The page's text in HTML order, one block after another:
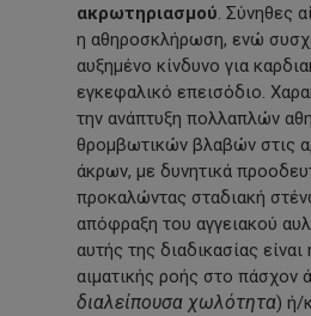
ακρωτηριασμού . Σύνηθες
η αθηροσκλήρωση, ενώ
αυξημένο κίνδυνο για
εγκεφαλικό επεισόδιο.
την ανάπτυξη πολλαπλών
θρομβωτικών βλαβών στις
άκρων, με δυνητικά
προκαλώντας σταδιακή
απόφραξη του αγγειακού
αυτής της διαδικασίας
αιματικής ροής στο πάσχον
διαλείπουσα χωλότητα) ή/